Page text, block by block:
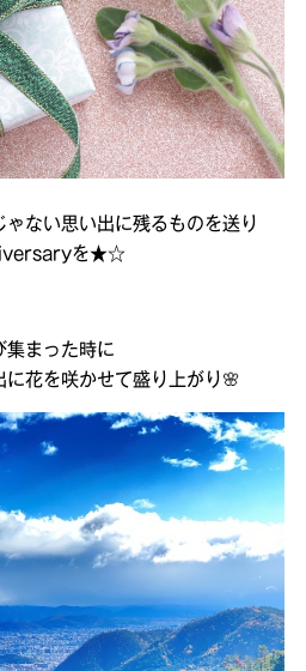
ない思い出に残るものを送り
を★☆
集まった時に
花を咲かせて盛り上がり🌸